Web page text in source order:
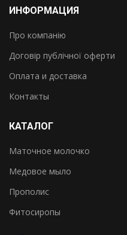
ИНФОРМАЦИЯ
Про компанію
Договір публічної оферти
Оплата и доставка
Контакты
КАТАЛОГ
Маточное молочко
Медовое мыло
Прополис
Фитосиропы